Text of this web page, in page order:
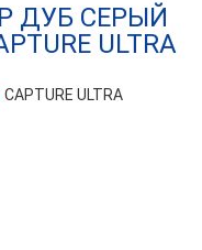
ДУБ СЕРЫЙ
ULTRA
CAPTURE ULTRA